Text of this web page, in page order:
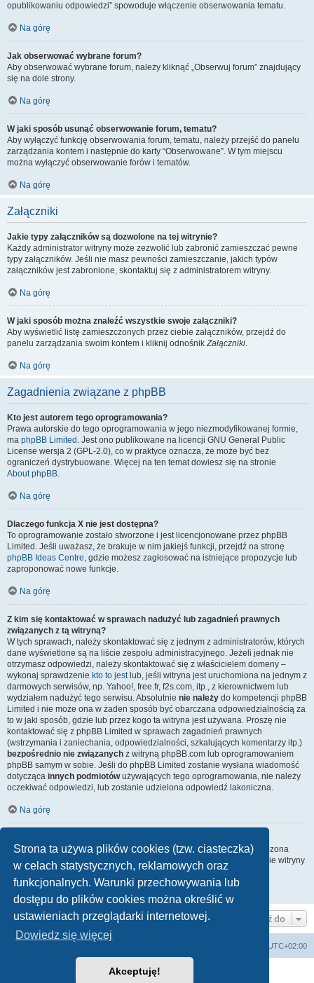
Strona ta używa plików cookies (tzw. ciasteczka)
w celach statystycznych, reklamowych oraz
funkcjonalnych. Warunki przechowywania lub
dostępu do plików cookies można określić w
ustawieniach przeglądarki internetowej.
Dowiedz się więcej
Akceptuję!
opublikowaniu odpowiedzi” spowoduje włączenie obserwowania tematu.
Na górę
Jak obserwować wybrane forum?
Aby obserwować wybrane forum, należy kliknąć „Obserwuj forum” znajdujący
się na dole strony.
Na górę
W jaki sposób usunąć obserwowanie forum, tematu?
Aby wyłączyć funkcję obserwowania forum, tematu, należy przejść do panelu
zarządzania kontem i następnie do karty “Obserwowane”. W tym miejscu
można wyłączyć obserwowanie forów i tematów.
Na górę
Załączniki
Jakie typy załączników są dozwolone na tej witrynie?
Każdy administrator witryny może zezwolić lub zabronić zamieszczać pewne
typy załączników. Jeśli nie masz pewności zamieszczanie, jakich typów
załączników jest zabronione, skontaktuj się z administratorem witryny.
Na górę
W jaki sposób można znaleźć wszystkie swoje załączniki?
Aby wyświetlić listę zamieszczonych przez ciebie załączników, przejdź do
panelu zarządzania swoim kontem i kliknij odnośnikZałączniki.
Na górę
Zagadnienia związane z phpBB
Kto jest autorem tego oprogramowania?
Prawa autorskie do tego oprogramowania w jego niezmodyfikowanej formie,
ma phpBB Limited . Jest ono publikowane na licencji GNU General Public
License wersja 2 (GPL-2.0), co w praktyce oznacza, że może być bez
ograniczeń dystrybuowane. Więcej na ten temat dowiesz się na stronie
About phpBB.
Na górę
Dlaczego funkcja X nie jest dostępna?
To oprogramowanie zostało stworzone i jest licencjonowane przez phpBB
Limited. Jeśli uważasz, że brakuje w nim jakiejś funkcji, przejdź na stronę
phpBB Ideas Centre, gdzie możesz zagłosować na istniejące propozycje lub
zaproponować nowe funkcje.
Na górę
Z kim się kontaktować w sprawach nadużyć lub zagadnień prawnych
związanych z tą witryną?
W tych sprawach, należy skontaktować się z jednym z administratorów, których
dane wyświetlone są na liście zespołu administracyjnego. Jeżeli jednak nie
otrzymasz odpowiedzi, należy skontaktować się z właścicielem domeny –
wykonaj sprawdzenie kto to jestlub, jeśli witryna jest uruchomiona na jednym z
darmowych serwisów, np. Yahoo!, free.fr, f2s.com, itp., z kierownictwem lub
wydziałem nadużyć tego serwisu. Absolutnie nie należy do kompetencji phpBB
Limited i nie może ona w żaden sposób być obarczana odpowiedzialnością za
to w jaki sposób, gdzie lub przez kogo ta witryna jest używana. Proszę nie
kontaktować się z phpBB Limited w sprawach zagadnień prawnych
(wstrzymania i zaniechania, odpowiedzialności, szkalujących komentarzy itp.)
bezpośrednio nie związanych z witryną phpBB.com lub oprogramowaniem
phpBB samym w sobie. Jeśli do phpBB Limited zostanie wysłana wiadomość
dotycząca innych podmiotówużywających tego oprogramowania, nie należy
oczekiwać odpowiedzi, lub zostanie udzielona odpowiedź lakoniczna.
Na górę
Wszyscy użytkownicy witryny mogą używać – jeśli funkcja ta jest włączona
przez administratora witryny – formularza „Kontakt z nami”. Członkowie witryny
mogą także używać odnośnika „Zespół administracyjny”.
Na górę
Przejdź do
UTC+02:00
Technologię dostarczaphpBB® Forum Software © phpBB Limited